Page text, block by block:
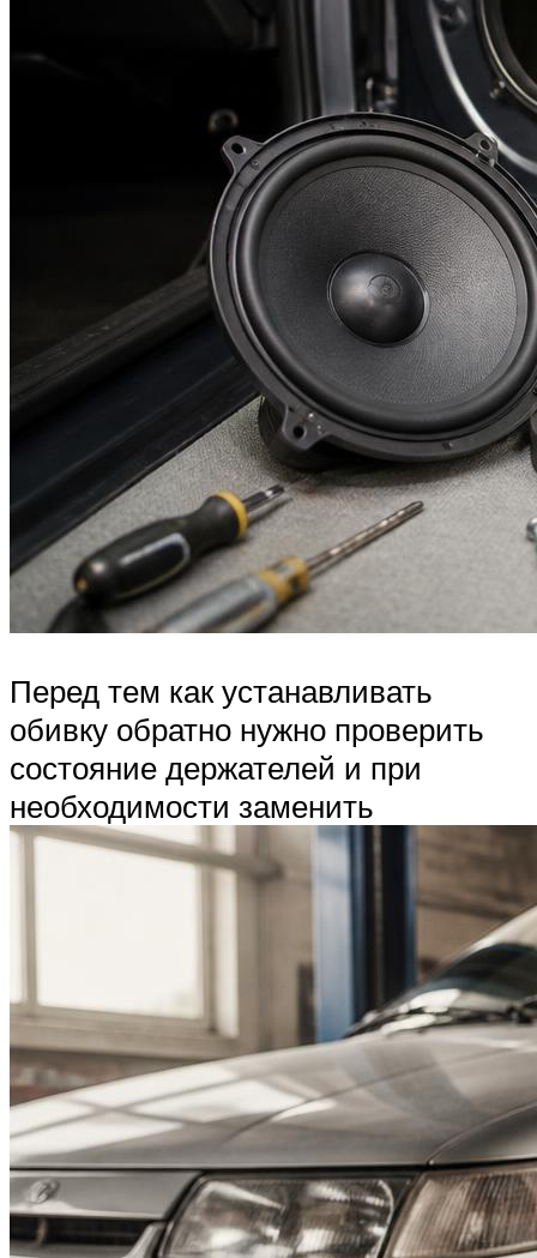
Перед тем как устанавливать
обивку обратно нужно проверить
состояние держателей и при
необходимости заменить